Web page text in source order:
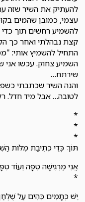
להעתיק את השיר שזה
עצמי, כמובן שהמים
להשמיע רחשים תוך
קצת נבהלתי ואחר כך
התחיל להשמיץ אותי:
השמיע צחוק. עכשו אני
שירתח…
והנה השיר שכתבתי
לטובה… אבל מיד חדל.
*
*
*
תּוֹךְ כְּדֵי כְּתִיבַת מִלּוֹת
אֲנִי מַרְגִּישָׁה טִפָּה וְעוֹד
*
יֵשׁ כְּתָמִים כֵּהִים עַל